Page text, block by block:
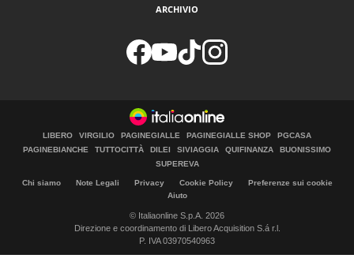
ARCHIVIO
LIBERO VIRGILIO PAGINEGIALLE PAGINEGIALLE SHOP
PGCASA
PAGINEBIANCHE
TUTTOCITTÀ DILEI SIVIAGGIA QUIFINANZA
BUONISSIMO
SUPEREVA
Chi siamo Note Legali Privacy Cookie Policy
Preferenze sui cookie
Aiuto
© Italiaonline S.p.A. 2026
Direzione e coordinamento di Libero Acquisition S.á r.l.
P. IVA 03970540963